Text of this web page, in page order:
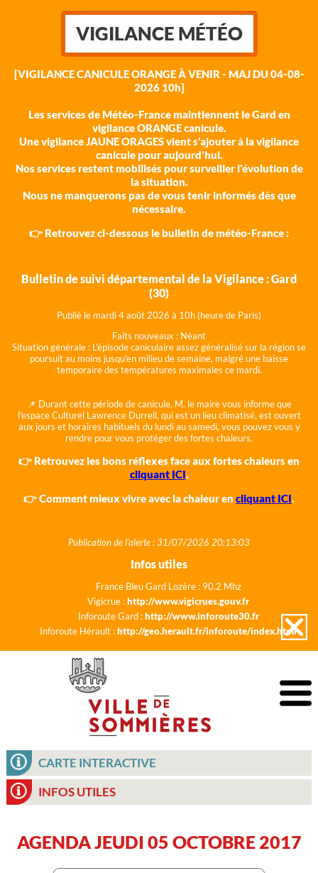
VIGILANCE MÉTÉO
[VIGILANCE CANICULE ORANGE À VENIR - MAJ DU 04-08-
2026 10h]
Les services de Météo-France maintiennent le Gard en
vigilance ORANGE canicule.
Une vigilance JAUNE ORAGES vient s'ajouter à la vigilance
canicule pour aujourd'hui.
Nos services restent mobilisés pour surveiller l'évolution de
la situation.
Nous ne manquerons pas de vous tenir informés dès que
nécessaire.
👉 Retrouvez ci-dessous le bulletin de météo-France :
Bulletin de suivi départemental de la Vigilance : Gard
(30)
Publié le mardi 4 août 2026 à 10h (heure de Paris)
Faits nouveaux : Néant
Situation générale : L'épisode caniculaire assez généralisé sur la région se
poursuit au moins jusqu'en milieu de semaine, malgré une baisse
temporaire des températures maximales ce mardi.
📌 Durant cette période de canicule, M. le maire vous informe que
l'espace Culturel Lawrence Durrell, qui est un lieu climatisé, est ouvert
aux jours et horaires habituels du lundi au samedi, vous pouvez vous y
rendre pour vous protéger des fortes chaleurs.
👉 Retrouvez les bons réflexes face aux fortes chaleurs en
cliquant ICI.
👉 Comment mieux vivre avec la chaleur en cliquant ICI.
Publication de l'alerte : 31/07/2026 20:13:03
Infos utiles
France Bleu Gard Lozère : 90.2 Mhz
Vigicrue :http://www.vigicrues.gouv.fr
Inforoute Gard :http://www.inforoute30.fr
Inforoute Hérault :http://geo.herault.fr/inforoute/index.html
CARTE INTERACTIVE
INFOS UTILES
AGENDA JEUDI 05 OCTOBRE 2017